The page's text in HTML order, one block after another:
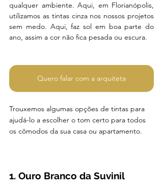
qualquer ambiente. Aqui, em Florianópolis,
utilizamos as tintas cinza nos nossos projetos
sem medo. Aqui, faz sol em boa parte do
ano, assim a cor não fica pesada ou escura.
Quero falar com a arquiteta
Trouxemos algumas opções de tintas para
ajudá-lo a escolher o tom certo para todos
os cômodos da sua casa ou apartamento.
1. Ouro Branco da Suvinil